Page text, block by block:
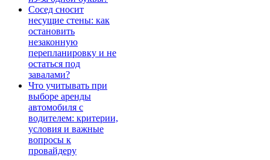
Сосед сносит
несущие стены: как
остановить
незаконную
перепланировку и не
остаться под
завалами?
Что учитывать при
выборе аренды
автомобиля с
водителем: критерии,
условия и важные
вопросы к
провайдеру